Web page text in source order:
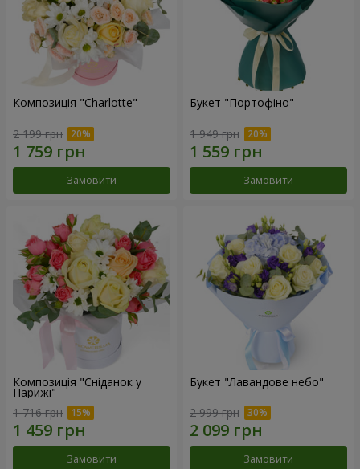
Композиція "Charlotte"
2 199 грн
Замовити
Букет "Портофіно"
1 949 грн
Замовити
Композиція "Сніданок у
Парижі"
1 716 грн
Замовити
Букет "Лавандове небо"
2 999 грн
Замовити